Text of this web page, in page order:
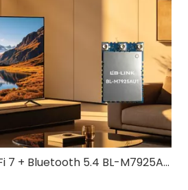
Mô-đun kết hợp WiFi 7 + Bluetooth 5.4 BL-M7925AU1 | Giải pháp không dây ba băng tần tốc độ cao